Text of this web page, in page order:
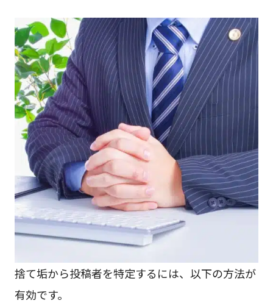
捨て垢から投稿者を特定するには、以下の方法が
有効です。